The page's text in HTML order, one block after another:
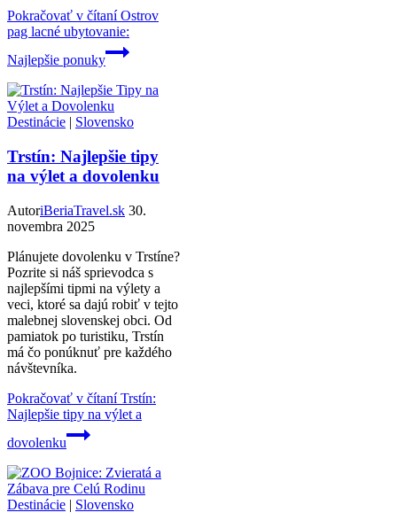
Pokračovať v čítaníOstrov
pag lacné ubytovanie:
Najlepšie ponuky
Destinácie | Slovensko
Trstín: Najlepšie tipy
na výlet a dovolenku
AutoriBeriaTravel.sk 30.
novembra 2025
Plánujete dovolenku v Trstíne?
Pozrite si náš sprievodca s
najlepšími tipmi na výlety a
veci, ktoré sa dajú robiť v tejto
malebnej slovenskej obci. Od
pamiatok po turistiku, Trstín
má čo ponúknuť pre každého
návštevníka.
Pokračovať v čítaníTrstín:
Najlepšie tipy na výlet a
dovolenku
Destinácie | Slovensko